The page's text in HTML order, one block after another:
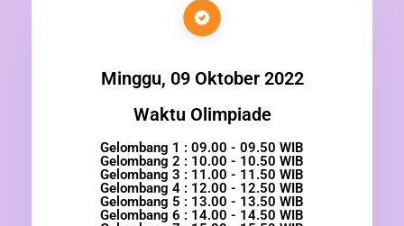
Minggu, 09 Oktober 2022
Waktu Olimpiade
Gelombang 1 : 09.00 - 09.50 WIB
Gelombang 2 : 10.00 - 10.50 WIB
Gelombang 3 : 11.00 - 11.50 WIB
Gelombang 4 : 12.00 - 12.50 WIB
Gelombang 5 : 13.00 - 13.50 WIB
Gelombang 6 : 14.00 - 14.50 WIB